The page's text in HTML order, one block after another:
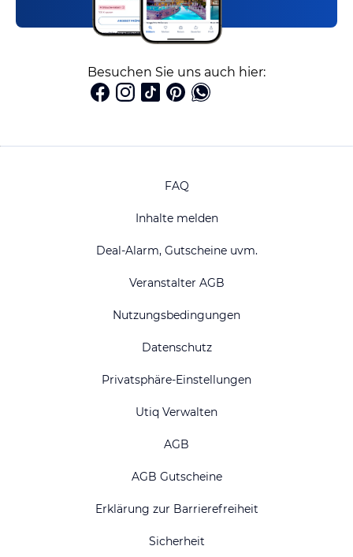
Besuchen Sie uns auch hier:
FAQ
Inhalte melden
Deal-Alarm, Gutscheine uvm.
Veranstalter AGB
Nutzungsbedingungen
Datenschutz
Privatsphäre-Einstellungen
Utiq Verwalten
AGB
AGB Gutscheine
Erklärung zur Barrierefreiheit
Sicherheit